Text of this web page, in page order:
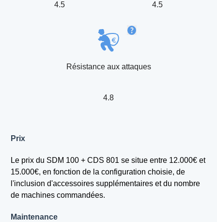
4.5 4.5
Résistance aux attaques
4.8
Prix
Le prix du SDM 100 + CDS 801 se situe entre 12.000€ et
15.000€, en fonction de la configuration choisie, de
l'inclusion d'accessoires supplémentaires et du nombre
de machines commandées.
Maintenance